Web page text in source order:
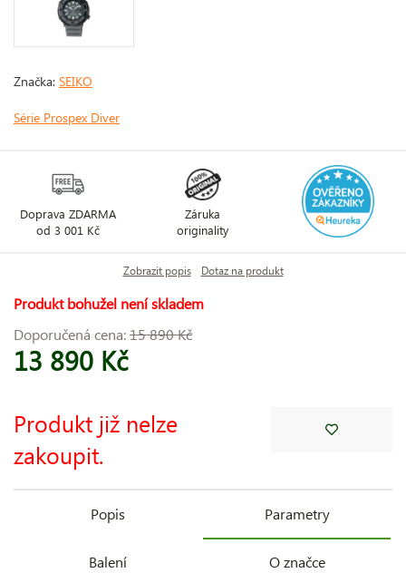
Značka: SEIKO
Série Prospex Diver
Doprava ZDARMA
od 3 001 Kč
Záruka
originality
Zobrazit popis Dotaz na produkt
Produkt bohužel není skladem
Doporučená cena:15 890 Kč
13 890 Kč
Produkt již nelze
zakoupit.
Popis Parametry
Balení O značce